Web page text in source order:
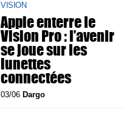
VISION
Apple enterre le
Vision Pro : l’avenir
se joue sur les
lunettes
connectées
03/06 Dargo